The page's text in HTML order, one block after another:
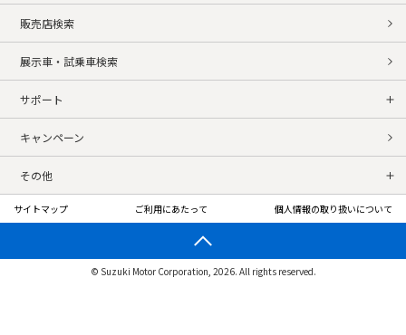
販売店検索
展示車・試乗車検索
サポート
キャンペーン
その他
サイトマップ ご利用にあたって 個人情報の取り扱いについて
© Suzuki Motor Corporation, 2026. All rights reserved.